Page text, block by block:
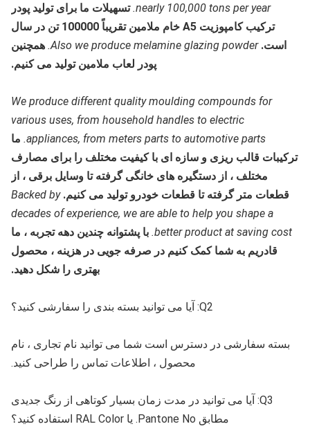
nearly 100,000 tons per year. تسهیلات ما برای تولید پودر
ترکیب کامپوزیت A5 خام ملامین تقریباً 100000 تن در سال
است. Also we produce melamine glazing powder. همچنین
پودر لعاب ملامین تولید می کنیم.
We produce different quality moulding compounds for
various uses, from household handles to electric
appliances, from meters parts to automotive parts. ما
ترکیبات قالب ریزی و سازه ای با کیفیت مختلف را برای مصارف
مختلف ، از دستگیره های خانگی گرفته تا وسایل برقی ، از
قطعات متر گرفته تا قطعات خودرو تولید می کنیم. Backed by
decades of experience, we are able to help you shape a
better product at saving cost. با پشتوانه چندین دهه تجربه ، ما
قادریم به شما کمک کنیم در صرفه جویی در هزینه ، محصول
بهتری را شکل دهید.
Q2: آیا می توانید بسته بندی را سفارشی کنید؟
بسته سفارشی در دسترس است شما می توانید نام تجاری ، نام
محصول ، اطلاعات تماس را طراحی کنید.
Q3: آیا می توانید در مدت زمان بسیار کوتاهی از رنگ جدیدی
مطابق Pantone No. یا RAL Color استفاده کنید؟